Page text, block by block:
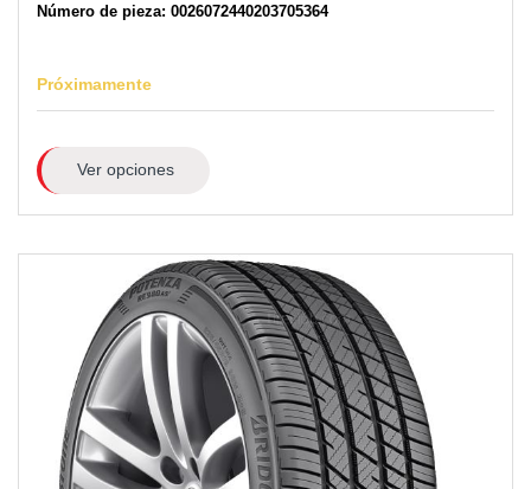
Número de pieza: 0026072440203705364
Próximamente
Ver opciones